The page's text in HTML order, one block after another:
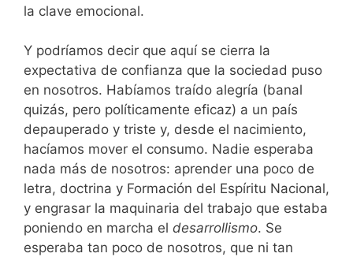
la clave emocional.
Y podríamos decir que aquí se cierra la
expectativa de confianza que la sociedad puso
en nosotros. Habíamos traído alegría (banal
quizás, pero políticamente eficaz) a un país
depauperado y triste y, desde el nacimiento,
hacíamos mover el consumo. Nadie esperaba
nada más de nosotros: aprender una poco de
letra, doctrina y Formación del Espíritu Nacional,
y engrasar la maquinaria del trabajo que estaba
poniendo en marcha el desarrollismo. Se
esperaba tan poco de nosotros, que ni tan